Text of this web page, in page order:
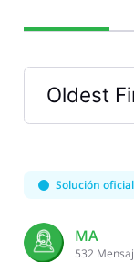
Oldest
Selected
First
Solución oficial
MA
532